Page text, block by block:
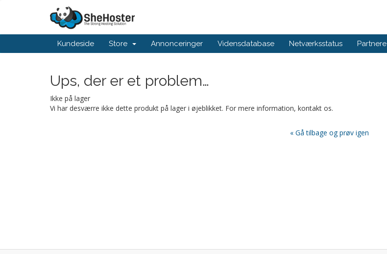
Kundeside Store Annonceringer Vidensdatabase Netværksstatus Partnere
Ups, der er et problem…
Ikke på lager
Vi har desværre ikke dette produkt på lager i øjeblikket. For mere information, kontakt os.
« Gå tilbage og prøv igen